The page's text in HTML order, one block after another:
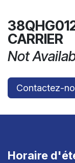
CARRIER
Not
Contactez-
Horaire